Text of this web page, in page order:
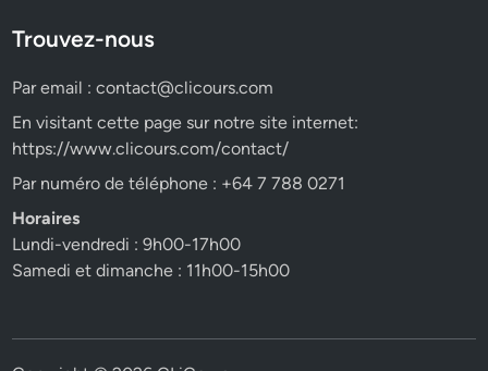
Trouvez-nous
Par email :contact@clicours.com
En visitant cette page sur notre site internet:
https://www.clicours.com/contact/
Par numéro de téléphone : +64 7 788 0271
Horaires
Lundi-vendredi : 9h00-17h00
Samedi et dimanche : 11h00-15h00